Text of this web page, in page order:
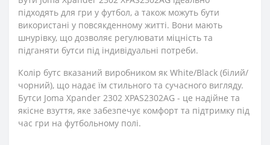
підходять для гри у футбол, а також можуть бути
використані у повсякденному житті. Вони мають
шнурівку, що дозволяє регулювати міцність та
підганяти бутси під індивідуальні потреби.
Колір бутс вказаний виробником як White/Black (білий/
чорний), що надає їм стильного та сучасного вигляду.
Бутси Joma Xpander 2302 XPAS2302AG - це надійне та
якісне взуття, яке забезпечує комфорт та підтримку під
час гри на футбольному полі.